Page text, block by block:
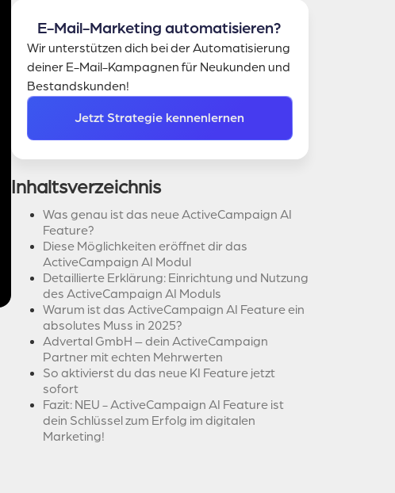
E-Mail-Marketing automatisieren?
Wir unterstützen dich bei der Automatisierung
deiner E-Mail-Kampagnen für Neukunden und
Bestandskunden!
Jetzt Strategie kennenlernen
Inhaltsverzeichnis
Was genau ist das neue ActiveCampaign AI
Feature?
Diese Möglichkeiten eröffnet dir das
ActiveCampaign AI Modul
Detaillierte Erklärung: Einrichtung und Nutzung
des ActiveCampaign AI Moduls
Warum ist das ActiveCampaign AI Feature ein
absolutes Muss in 2025?
Advertal GmbH – dein ActiveCampaign
Partner mit echten Mehrwerten
So aktivierst du das neue KI Feature jetzt
sofort
Fazit: NEU - ActiveCampaign AI Feature ist
dein Schlüssel zum Erfolg im digitalen
Marketing!